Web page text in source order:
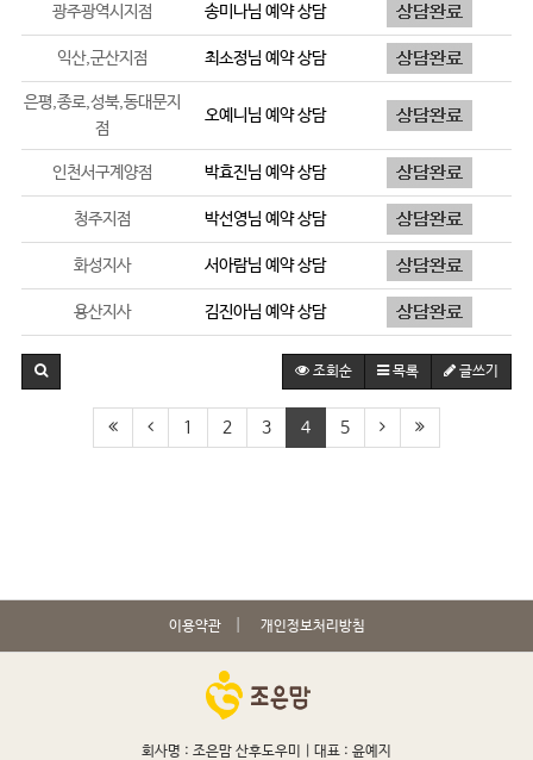
광주광역시지점 송미나님 예약 상담
익산,군산지점 최소정님 예약 상담
은평,종로,성북,동대문지
점
오예니 님 예약 상담
인천서구계양점 박효진님 예약 상담
청주지점 박선영님 예약 상담
화성지사 서아람님 예약 상담
용산지사 김진아님 예약 상담
조회순 목록 글쓰기
1 2 3 4 5
이용약관 개인정보처리방침
회사명 : 조은맘 산후도우미 | 대표 : 윤예지